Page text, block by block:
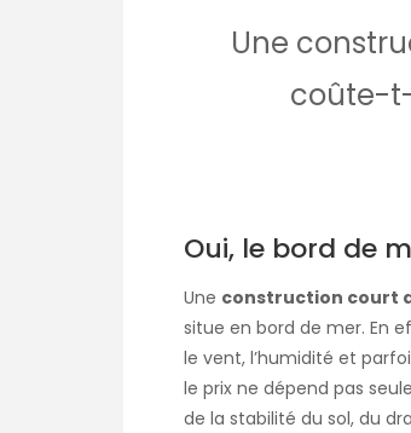
Une
coûte-
Oui, le bord de
Une construction court
situe en bord de mer. En
le vent, l’humidité et
le prix ne dépend pas
de la stabilité du sol, du